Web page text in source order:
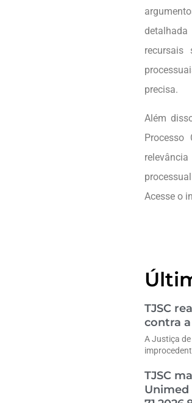
precisa.
Além
Acesse o
TJSC
contra
A Justiça
TJSC
Unimed